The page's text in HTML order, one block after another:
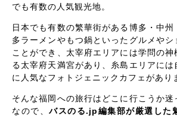
でも有数の人気観光地。
日本でも有数の繁華街がある博多・中
多ラーメンやもつ鍋といったグルメや
ことができ、太宰府エリアには学問の神
る太宰府天満宮があり、糸島エリアに
に人気なフォトジェニックカフェがあり
そんな福岡への旅行はどこに行こうか
なので、バスのる.jp編集部が厳選した